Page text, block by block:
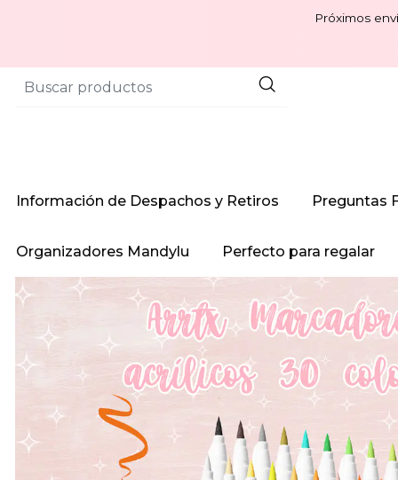
Próximos
Información de Despachos y Retiros Preguntas
Organizadores Mandylu Perfecto para regalar